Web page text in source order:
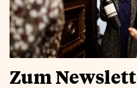
Zum